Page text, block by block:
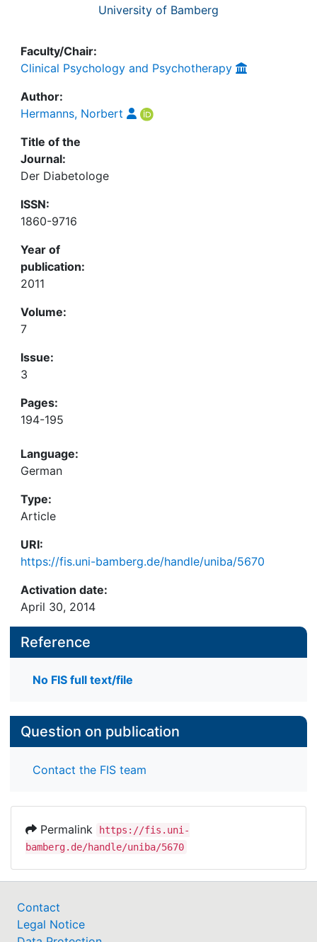
University of Bamberg
Faculty/Chair:
Clinical Psychology and Psychotherapy
Author:
Hermanns, Norbert
Title of the
Journal:
Der Diabetologe
ISSN:
1860-9716
Year of
publication:
2011
Volume:
7
Issue:
3
Pages:
194-195
Language:
German
Type:
Article
URI:
https://fis.uni-bamberg.de/handle/uniba/5670
Activation date:
April 30, 2014
Reference
No FIS full text/file
Question on publication
Contact the FIS team
Permalink
https://fis.uni-
bamberg.de/handle/uniba/5670
Contact
Legal Notice